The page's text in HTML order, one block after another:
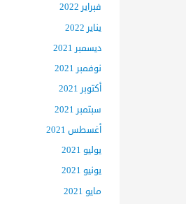
فبراير 2022
يناير 2022
ديسمبر 2021
نوفمبر 2021
أكتوبر 2021
سبتمبر 2021
أغسطس 2021
يوليو 2021
يونيو 2021
مايو 2021